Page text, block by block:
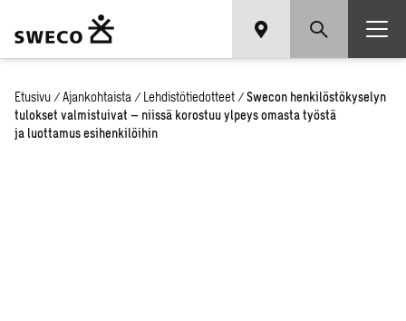
Etusivu / Ajankohtaista / Lehdistötiedotteet / Swecon henkilöstökyselyn
tulokset valmistuivat – niissä korostuu ylpeys omasta työstä
ja luottamus esihenkilöihin